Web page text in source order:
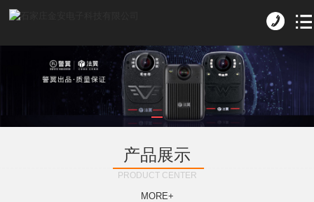
产品展示
PRODUCT CENTER
MORE+